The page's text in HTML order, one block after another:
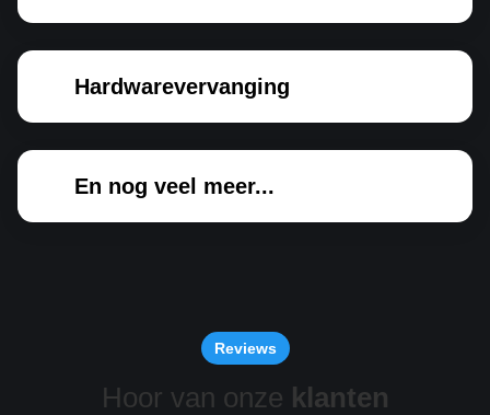
Hardwarevervanging
En nog veel meer...
Reviews
Hoor van onze klanten